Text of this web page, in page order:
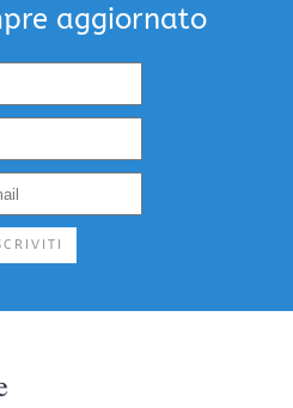
aggiornato